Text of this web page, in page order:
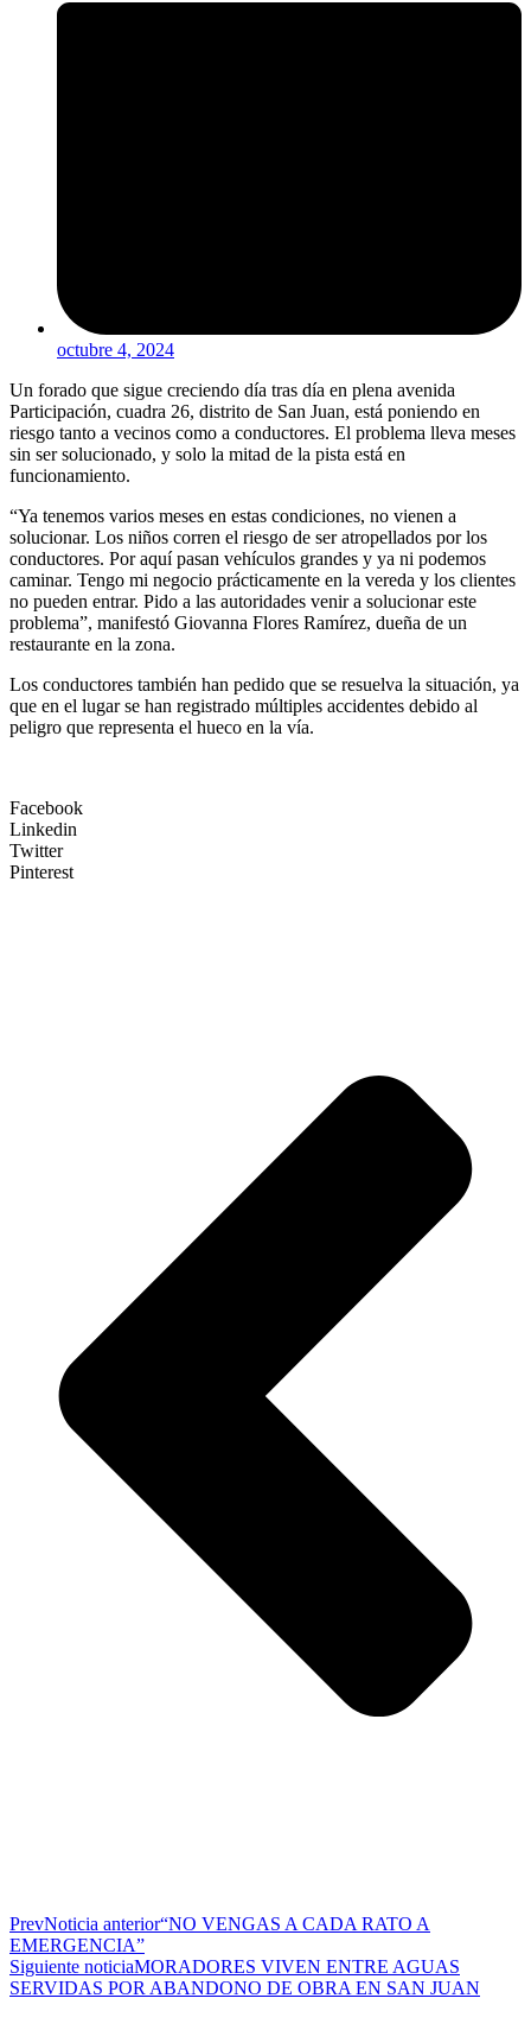
octubre 4, 2024
Un forado que sigue creciendo día tras día en plena avenida
Participación, cuadra 26, distrito de San Juan, está poniendo en
riesgo tanto a vecinos como a conductores. El problema lleva meses
sin ser solucionado, y solo la mitad de la pista está en
funcionamiento.
“Ya tenemos varios meses en estas condiciones, no vienen a
solucionar. Los niños corren el riesgo de ser atropellados por los
conductores. Por aquí pasan vehículos grandes y ya ni podemos
caminar. Tengo mi negocio prácticamente en la vereda y los clientes
no pueden entrar. Pido a las autoridades venir a solucionar este
problema”, manifestó Giovanna Flores Ramírez, dueña de un
restaurante en la zona.
Los conductores también han pedido que se resuelva la situación, ya
que en el lugar se han registrado múltiples accidentes debido al
peligro que representa el hueco en la vía.
Facebook
Linkedin
Twitter
Pinterest
PrevNoticia anterior“NO VENGAS A CADA RATO A
EMERGENCIA”
Siguiente noticiaMORADORES VIVEN ENTRE AGUAS
SERVIDAS POR ABANDONO DE OBRA EN SAN JUAN